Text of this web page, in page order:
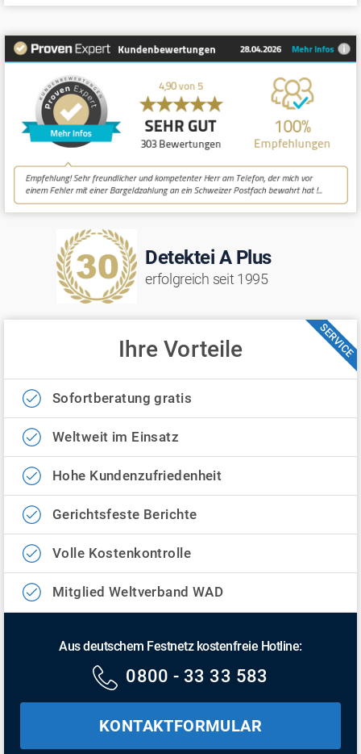
Detektei A Plus
erfolgreich seit 1995
SERVICE
Ihre Vorteile
Sofortberatung gratis
Weltweit im Einsatz
Hohe Kundenzufriedenheit
Gerichtsfeste Berichte
Volle Kostenkontrolle
Mitglied Weltverband WAD
Aus deutschem Festnetz kostenfreie Hotline:
0800 - 33 33 583
KONTAKTFORMULAR